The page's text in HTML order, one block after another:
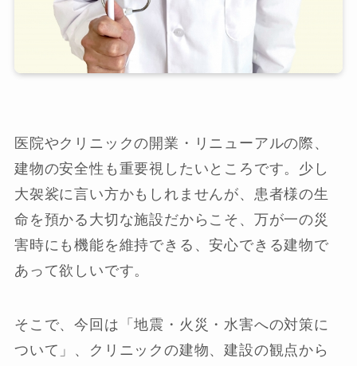
医院やクリニックの開業・リニューアルの際、
建物の安全性も重要視したいところです。少し
大袈裟に言い方かもしれませんが、患者様の生
命を預かる大切な施設だからこそ、万が一の災
害時にも機能を維持できる、安心できる建物で
あって欲しいです。
そこで、今回は「地震・火災・水害への対策に
ついて」、クリニックの建物、建設の観点から